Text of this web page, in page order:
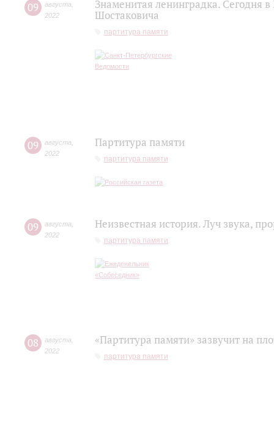
09 августа
2022
Знаменитая ленинградка. Сегодня
Шостаковича
партитура памяти
09 августа
2022
Партитура памяти
партитура памяти
09 августа
2022
Неизвестная история. Луч звука,
партитура памяти
08 августа
2022
«Партитура памяти» зазвучит на
партитура памяти